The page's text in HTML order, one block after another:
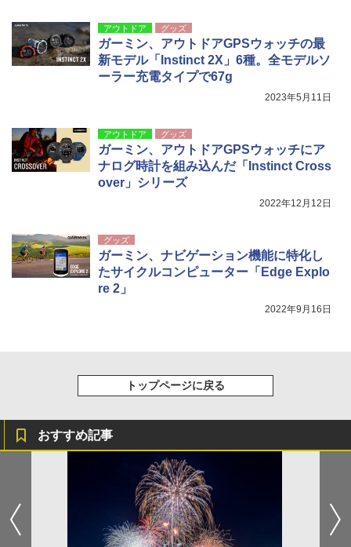
アウトドア グッズ
ガーミン、アウトドアGPSウォッチの最
新モデル「Instinct 2X」6種。全モデルソ
ーラー充電タイプで67g
2023年5月11日
アウトドア グッズ
ガーミン、アウトドアGPSウォッチにア
ナログ時計を組み込んだ「Instinct Cross
over」シリーズ
2022年12月12日
グッズ
ガーミン、ナビゲーション機能に特化し
たサイクルコンピューター「Edge Explo
re 2」
2022年9月16日
トップページに戻る
おすすめ記事